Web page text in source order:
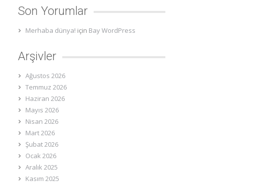
Son Yorumlar
Merhaba dünya! için Bay WordPress
Arşivler
Ağustos 2026
Temmuz 2026
Haziran 2026
Mayıs 2026
Nisan 2026
Mart 2026
Şubat 2026
Ocak 2026
Aralık 2025
Kasım 2025